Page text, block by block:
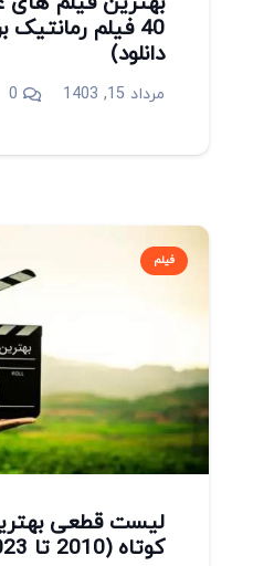
40 فیلم
دانلود)
مرداد 15, 1403 0
فیلم
لیست قطعی
کوتاه (2010 تا 2023)+ لینک تماشا